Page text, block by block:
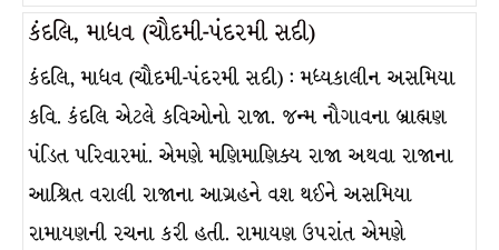
કંદલિ, માધવ (ચૌદમી-પંદરમી સદી)
કંદલિ, માધવ (ચૌદમી-પંદરમી સદી) : મધ્યકાલીન અસમિયા
કવિ. કંદલિ એટલે કવિઓનો રાજા. જન્મ નૌગાવના બ્રાહ્મણ
પંડિત પરિવારમાં. એમણે મણિમાણિક્ય રાજા અથવા રાજાના
આશ્રિત વરાલી રાજાના આગ્રહને વશ થઈને અસમિયા
રામાયણની રચના કરી હતી. રામાયણ ઉપરાંત એમણે